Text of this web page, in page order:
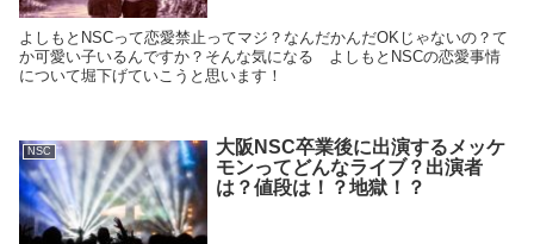
よしもとNSCって恋愛禁止ってマジ？なんだかんだOKじゃないの？て
か可愛い子いるんですか？そんな気になる よしもとNSCの恋愛事情
について堀下げていこうと思います！
NSC
大阪NSC卒業後に出演するメッケ
モンってどんなライブ？出演者
は？値段は！？地獄！？